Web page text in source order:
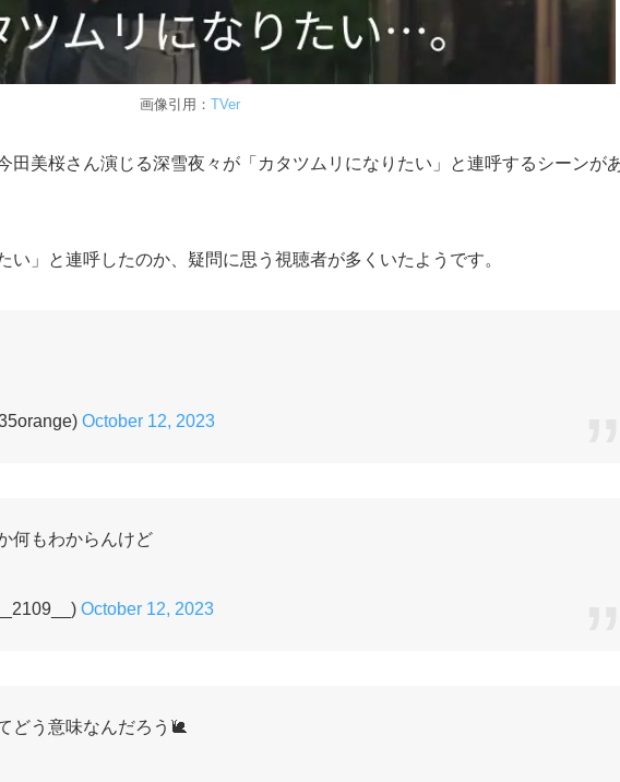
画像引用： TVer
田美桜さん演じる深雪夜々が「カタツムリになりたい」と連呼するシーンが
い」と連呼したのか、疑問に思う視聴者が多くいたようです。
October 12, 2023
何もわからんけど
October 12, 2023
どう意味なんだろう🐌